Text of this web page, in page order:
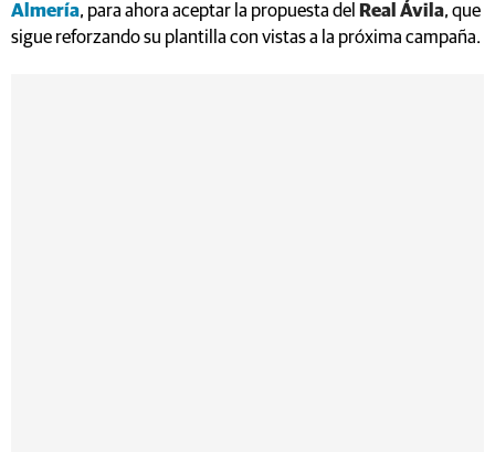
Almería, para ahora aceptar la propuesta del Real Ávila, que
sigue reforzando su plantilla con vistas a la próxima campaña.